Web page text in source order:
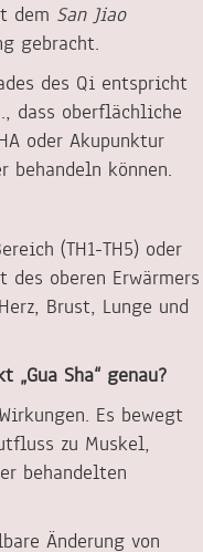
dem San Jiao
gebracht.
des Qi entspricht
dass oberflächliche
oder Akupunktur
behandeln können.
(TH1-TH5) oder
des oberen Erwärmers
Brust, Lunge und
Sha“ genau?
Es bewegt
zu Muskel,
behandelten
Änderung von